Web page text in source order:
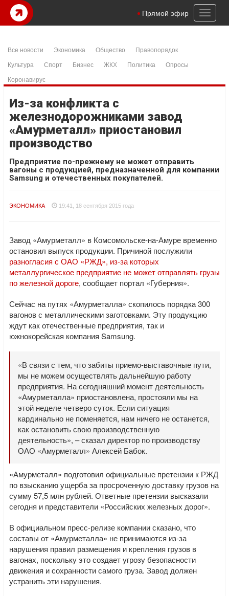
Toggle
Прямой эфир
Все новости Экономика Общество
Правопорядок
Культура
Спорт Бизнес ЖКХ Политика
Опросы
Коронавирус
Из-за конфликта с
железнодорожниками завод
«Амурметалл» приостановил
производство
Предприятие по-прежнему не может отправить
вагоны с продукцией, предназначенной для компании
Samsung и отечественных покупателей.
ЭКОНОМИКА 19:41, 18 сентября 2015 года
Завод «Амурметалл» в Комсомольске-на-Амуре временно
остановил выпуск продукции. Причиной послужили
разногласия с ОАО «РЖД», из-за которых
металлургическое предприятие не может отправлять грузы
по железной дороге, сообщает портал «Губерния».
Сейчас на путях «Амурметалла» скопилось порядка 300
вагонов с металлическими заготовками. Эту продукцию
ждут как отечественные предприятия, так и
южнокорейская компания Samsung.
«В связи с тем, что забиты приемо-выставочные пути,
мы не можем осуществлять дальнейшую работу
предприятия. На сегодняшний момент деятельность
«Амурметалла» приостановлена, простояли мы на
этой неделе четверо суток. Если ситуация
кардинально не поменяется, нам ничего не останется,
как остановить свою производственную
деятельность», – сказал директор по производству
ОАО «Амурметалл» Алексей Бабок.
«Амурметалл» подготовил официальные претензии к РЖД
по взысканию ущерба за просроченную доставку грузов на
сумму 57,5 млн рублей. Ответные претензии высказали
сегодня и представители «Российских железных дорог».
В официальном пресс-релизе компании сказано, что
составы от «Амурметалла» не принимаются из-за
нарушения правил размещения и крепления грузов в
вагонах, поскольку это создает угрозу безопасности
движения и сохранности самого груза. Завод должен
устранить эти нарушения.